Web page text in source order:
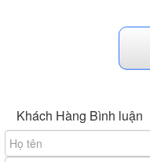
Khách Hàng Bình luận